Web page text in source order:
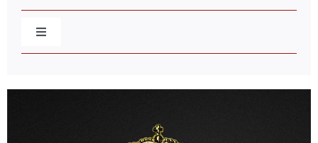
Toggle
Navigation